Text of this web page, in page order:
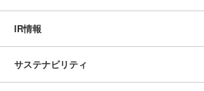
IR情報
サステナビリティ